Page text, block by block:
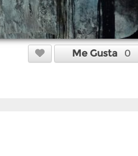
Me Gusta 0